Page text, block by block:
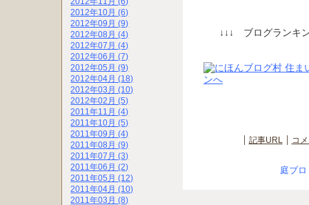
↓↓↓ ブログランキン
記事URL コ
庭ブ
2012年10月 (6)
2012年09月 (9)
2012年08月 (4)
2012年07月 (4)
2012年06月 (7)
2012年05月 (9)
2012年04月 (18)
2012年03月 (10)
2012年02月 (5)
2011年11月 (4)
2011年10月 (5)
2011年09月 (4)
2011年08月 (9)
2011年07月 (3)
2011年06月 (2)
2011年05月 (12)
2011年04月 (10)
2011年03月 (8)